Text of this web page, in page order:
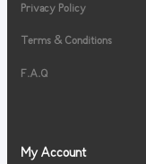
Privacy Policy
Terms & Conditions
F.A.Q
My Account